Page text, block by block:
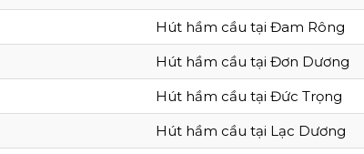
Hút hầm cầu tại Đam Rông
Hút hầm cầu tại Đơn Dương
Hút hầm cầu tại Đức Trọng
Hút hầm cầu tại Lạc Dương